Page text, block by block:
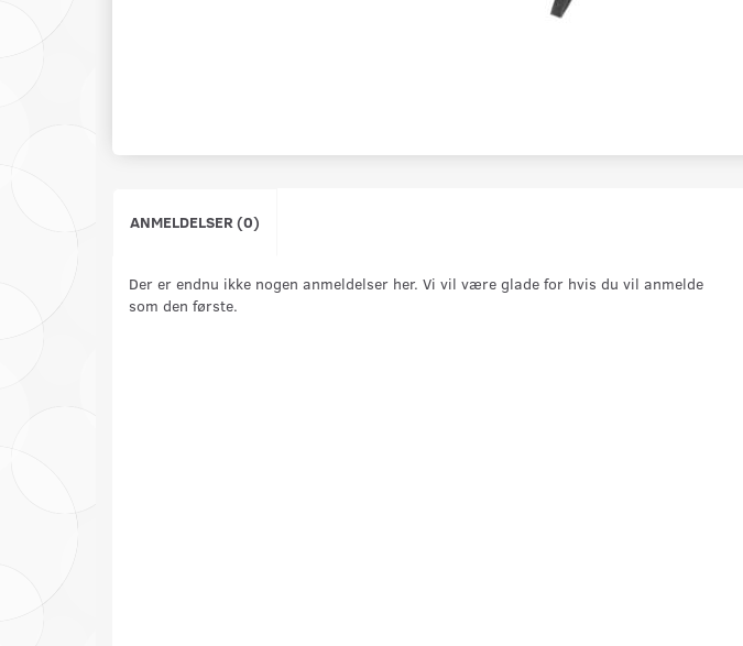
ANMELDELSER (0)
Der er endnu ikke nogen anmeldelser her. Vi vil være glade for hvis du vil anmelde
som den første.